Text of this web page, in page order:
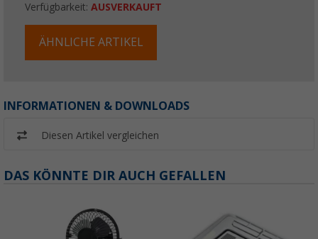
Verfügbarkeit: AUSVERKAUFT
ÄHNLICHE ARTIKEL
INFORMATIONEN & DOWNLOADS
Diesen Artikel vergleichen
DAS KÖNNTE DIR AUCH GEFALLEN